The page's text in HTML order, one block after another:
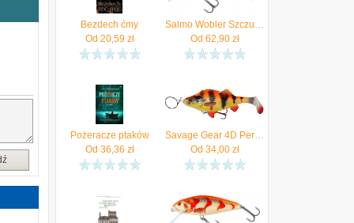
Bezdech ćmy
Od 20,59 zł
Salmo Wobler Szczupakowy Perch Floating 12Cm 36G Albino 1 Szt QPH139
Od 62,90zł
Pożeracze ptaków
Od 36,36 zł
Savage Gear 4D Perch Shad 17.5cm 75g SS Albino (61799)
Od 34,00zł